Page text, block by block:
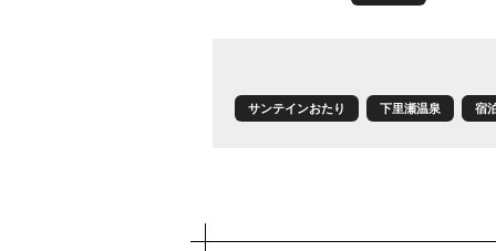
サンテインおたり 下里瀬温泉 宿